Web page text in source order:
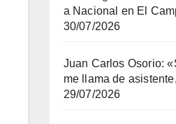
a Nacional en El
30/07/2026
Juan Carlos Osorio:
me llama de
29/07/2026